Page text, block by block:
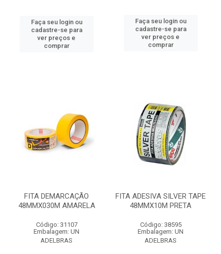
Faça seu login ou
cadastre-se para
ver preços e
comprar
Faça seu login ou
cadastre-se para
ver preços e
comprar
FITA DEMARCAÇÃO
48MMX030M AMARELA
Código: 31107
Embalagem: UN
ADELBRAS
FITA ADESIVA SILVER TAPE
48MMX10M PRETA
Código: 38595
Embalagem: UN
ADELBRAS